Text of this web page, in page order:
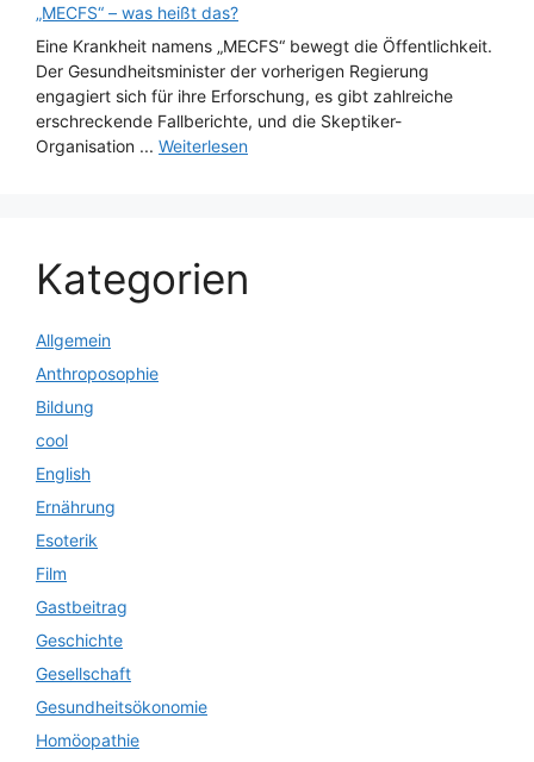
„MECFS“ – was heißt das?
Eine Krankheit namens „MECFS“ bewegt die Öffentlichkeit.
Der Gesundheitsminister der vorherigen Regierung
engagiert sich für ihre Erforschung, es gibt zahlreiche
erschreckende Fallberichte, und die Skeptiker-
Organisation ... Weiterlesen
Kategorien
Allgemein
Anthroposophie
Bildung
cool
English
Ernährung
Esoterik
Film
Gastbeitrag
Geschichte
Gesellschaft
Gesundheitsökonomie
Homöopathie